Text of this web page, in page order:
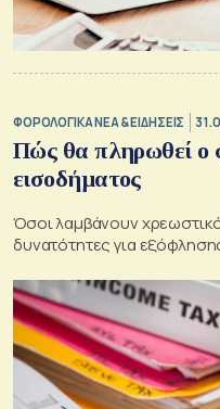
ΦΟΡΟΛΟΓΙΚΑ ΝΕΑ & EΙΔΗΣΕΙΣ
Πώς θα πληρωθεί ο
εισοδήματος
Όσοι λαμβάνουν
δυνατότητες για